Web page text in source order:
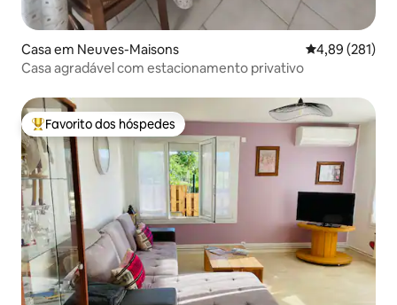
Casa em Neuves-Maisons Classificação
4,89 (281)
Casa agradável com estacionamento privativo
Favoritos dos hóspedes mais apreciados
Favorito dos hóspedes